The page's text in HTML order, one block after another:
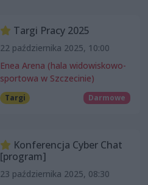
Targi Pracy 2025
22 października 2025, 10:00
Enea Arena (hala widowiskowo-
sportowa w Szczecinie)
Targi Darmowe
Konferencja Cyber Chat
[program]
23 października 2025, 08:30